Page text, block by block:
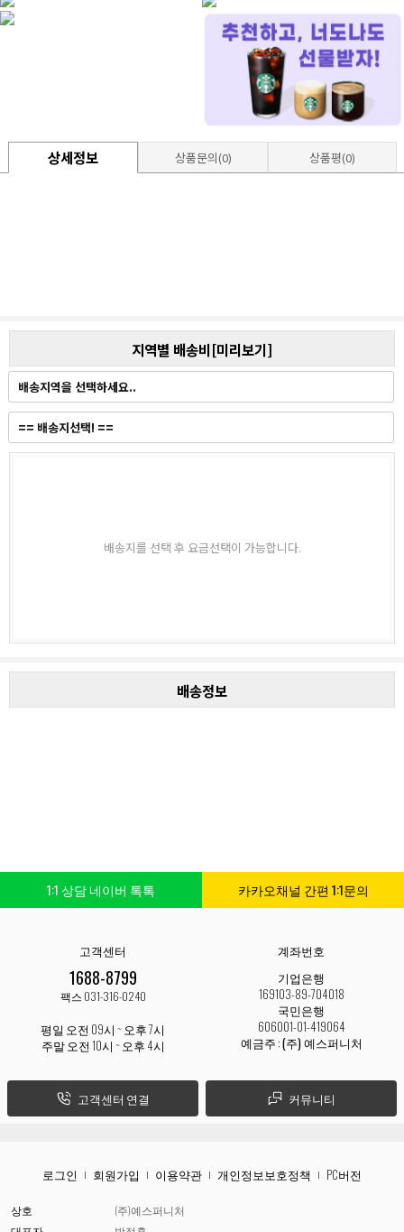
상세정보 상품문의(0) 상품평(0)
지역별 배송비[미리보기]
배송지를 선택 후 요금선택이 가능합니다.
배송정보
1:1 상담 네이버 톡톡 카카오채널 간편 1:1문의
고객센터
1688-8799
팩스 031-316-0240
평일 오전 09시 ~ 오후 7시
주말 오전 10시 ~ 오후 4시
고객센터 연결
계좌번호
기업은행
169103-89-704018
국민은행
606001-01-419064
예금주 :(주) 예스퍼니처
커뮤니티
로그인 회원가입 이용약관 개인정보보호정책 PC버전
상호
(주)예스퍼니처